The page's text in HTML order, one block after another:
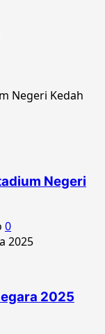
Negeri
0
2025